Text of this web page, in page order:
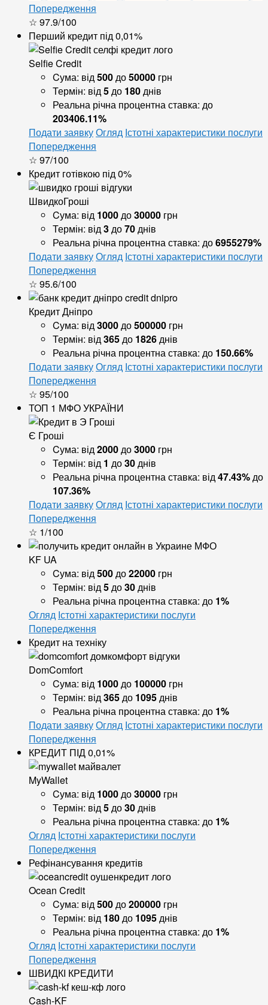
Попередження
☆ 97.9/100
Перший кредит під 0,01%
Selfie Credit
Cума: від500до50000 грн
Термін: від5до 180днів
Реальна річна процентна ставка: до
203406.11%
Подати заявкуОгляд Істотні характеристики послуги
Попередження
☆ 97/100
Кредит готівкою під 0%
ШвидкоГроші
Cума: від 1000до30000 грн
Термін: від3до70днів
Реальна річна процентна ставка: до6955279%
Подати заявкуОгляд Істотні характеристики послуги
Попередження
☆ 95.6/100
Кредит Дніпро
Cума: від3000до500000 грн
Термін: від365до 1826днів
Реальна річна процентна ставка: до 150.66%
Подати заявкуОгляд Істотні характеристики послуги
Попередження
☆ 95/100
ТОП 1 МФО УКРАЇНИ
Є Гроші
Cума: від2000до3000 грн
Термін: від 1 до30днів
Реальна річна процентна ставка: від47.43%до
107.36%
Подати заявкуОгляд Істотні характеристики послуги
Попередження
☆ 1/100
KF UA
Cума: від500до22000 грн
Термін: від5до30днів
Реальна річна процентна ставка: до 1%
Огляд Істотні характеристики послуги
Попередження
Кредит на техніку
DomComfort
Cума: від 1000до 100000 грн
Термін: від365до 1095днів
Реальна річна процентна ставка: до 1%
Подати заявкуОгляд Істотні характеристики послуги
Попередження
КРЕДИТ ПІД 0,01%
MyWallet
Cума: від 1000до30000 грн
Термін: від5до30днів
Реальна річна процентна ставка: до 1%
Огляд Істотні характеристики послуги
Попередження
Рефінансування кредитів
Ocean Credit
Cума: від500до200000 грн
Термін: від 180до 1095днів
Реальна річна процентна ставка: до 1%
Огляд Істотні характеристики послуги
Попередження
ШВИДКІ КРЕДИТИ
Cash-KF